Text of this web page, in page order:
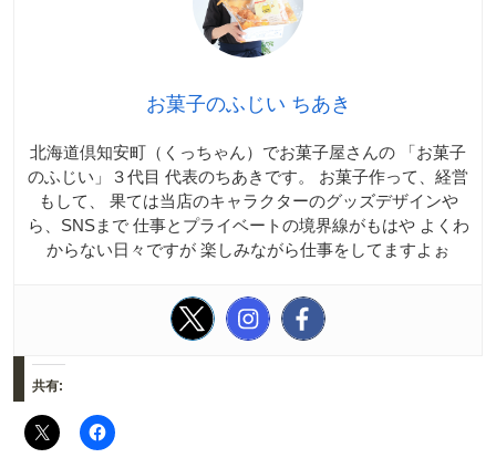
お菓子のふじい ちあき
北海道倶知安町（くっちゃん）でお菓子屋さんの 「お菓子
のふじい」３代目 代表のちあきです。 お菓子作って、経営
もして、 果ては当店のキャラクターのグッズデザインや
ら、SNSまで 仕事とプライベートの境界線がもはや よくわ
からない日々ですが 楽しみながら仕事をしてますよぉ
共有: